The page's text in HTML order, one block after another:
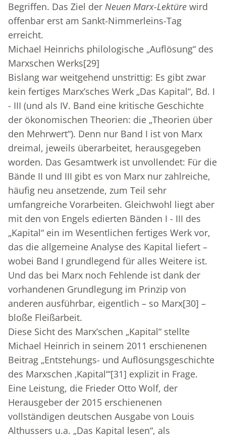
Begriffen. Das Ziel der Neuen Marx-Lektüre wird
offenbar erst am Sankt-Nimmerleins-Tag
erreicht.
Michael Heinrichs philologische „Auflösung“ des
Marxschen Werks[29]
Bislang war weitgehend unstrittig: Es gibt zwar
kein fertiges Marx’sches Werk „Das Kapital“, Bd. I
- III (und als IV. Band eine kritische Geschichte
der ökonomischen Theorien: die „Theorien über
den Mehrwert“). Denn nur Band I ist von Marx
dreimal, jeweils überarbeitet, herausgegeben
worden. Das Gesamtwerk ist unvollendet: Für die
Bände II und III gibt es von Marx nur zahlreiche,
häufig neu ansetzende, zum Teil sehr
umfangreiche Vorarbeiten. Gleichwohl liegt aber
mit den von Engels edierten Bänden I - III des
„Kapital“ ein im Wesentlichen fertiges Werk vor,
das die allgemeine Analyse des Kapital liefert –
wobei Band I grundlegend für alles Weitere ist.
Und das bei Marx noch Fehlende ist dank der
vorhandenen Grundlegung im Prinzip von
anderen ausführbar, eigentlich – so Marx[30] –
bloße Fleißarbeit.
Diese Sicht des Marx’schen „Kapital“ stellte
Michael Heinrich in seinem 2011 erschienenen
Beitrag „Entstehungs- und Auflösungsgeschichte
des Marxschen ‚Kapital‘“[31] explizit in Frage.
Eine Leistung, die Frieder Otto Wolf, der
Herausgeber der 2015 erschienenen
vollständigen deutschen Ausgabe von Louis
Althussers u.a. „Das Kapital lesen“, als